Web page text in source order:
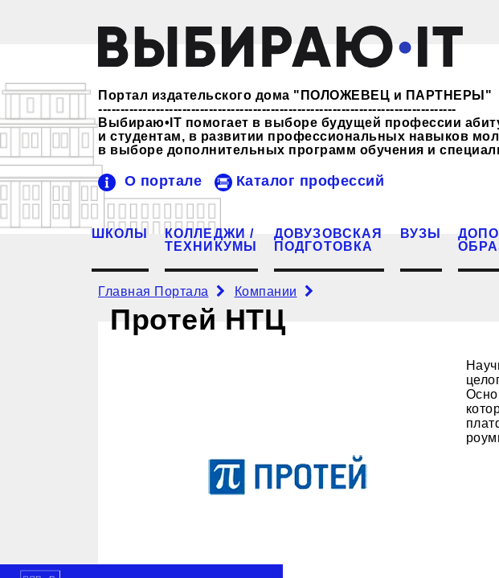
Портал издательского дома "ПОЛОЖЕВЕЦ и ПАРТНЕРЫ"
---------------------------------------------------------------------------------
Выбираю•IT помогает в выборе будущей профессии
и студентам, в развитии профессиональных навыков
в выборе дополнительных программ обучения и
О портале Каталог профессий
ШКОЛЫ
КОЛЛЕДЖИ /
ТЕХНИКУМЫ
ДОВУЗОВСКАЯ
ПОДГОТОВКА
ВУЗЫ
Главная Портала Компании
Протей НТЦ